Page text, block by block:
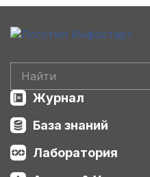
Журнал
База знаний
Лаборатория